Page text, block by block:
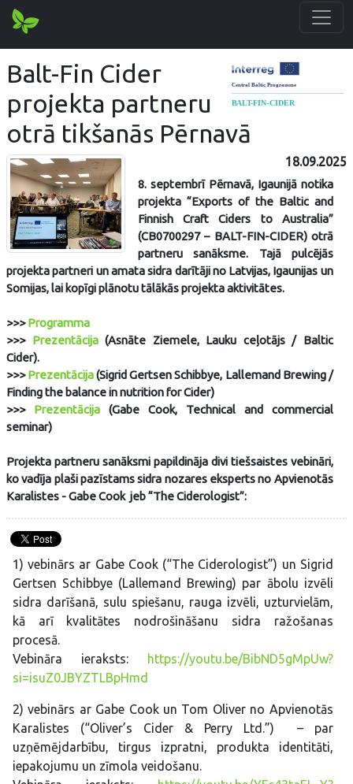
Balt-Fin Cider
projekta partneru
otrā tikšanās Pērnavā
18.09.2025
8. septembrī Pērnavā, Igaunijā notika
projekta “Exports of the Baltic and
Finnish Craft Ciders to Australia”
(CB0700297 – BALT-FIN-CIDER) otrā
partneru sanāksme. Tajā pulcējās
projekta partneri un amata sidra darītāji no Latvijas, Igaunijas un
Somijas, lai kopīgi plānotu tālākās projekta aktivitātes.
>>>Programma
>>> Prezentācija(Asnāte Ziemele, Lauku ceļotājs / Baltic
Cider).
>>>Prezentācija(Sigrid Gertsen Schibbye, Lallemand Brewing /
Finding the balance in nutrition for Cider)
>>> Prezentācija(Gabe Cook, Technical and commercial
seminar)
Projekta partneru sanāksmi papildināja divi tiešsaistes vebināri,
ko vadīja plaši pazīstams sidra nozares eksperts no Apvienotās
Karalistes - Gabe Cook jeb “The Ciderologist”:
1) vebinārs ar Gabe Cook (“The Ciderologist”) un Sigrid
Gertsen Schibbye (Lallemand Brewing) par ābolu izvēli
sidra darīšanā, sulu spiešanu, rauga izvēli, uzturvielām,
kā arī kvalitātes nodrošināšanu sidra ražošanas
procesā.
Vebināra ieraksts:
https://youtu.be/BibND5gMpUw?
si=isuZ0JBYZTLBpHmd
2) vebinārs ar Gabe Cook un Tom Oliver no Apvienotās
Karalistes (“Oliver’s Cider & Perry Ltd.”) – par
uzņēmējdarbību, tirgus izpratni, produkta identitāti,
iepakojumu un zīmola veidošanu.